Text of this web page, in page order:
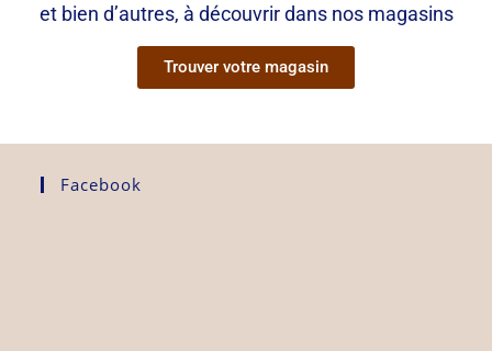
et bien d’autres, à découvrir dans nos magasins
Trouver votre magasin
Facebook